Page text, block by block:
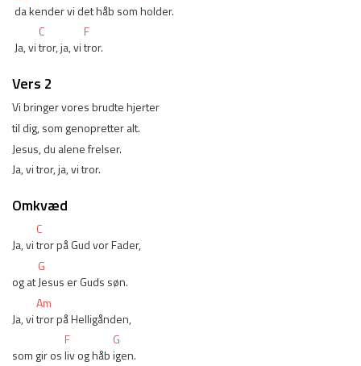
da kender vi det håb som holder.
C
F
Ja, vi tror, ja, vi tror.
Vers 2
Vi bringer vores brudte hjerter
til dig, som genopretter alt.
Jesus, du alene frelser.
Ja, vi tror, ja, vi tror.
Omkvæd
C
Ja, vi tror på Gud vor Fader,
G
og at Jesus er Guds søn.
Am
Ja, vi tror på Helligånden,
F
G
som gir os liv og håb igen.